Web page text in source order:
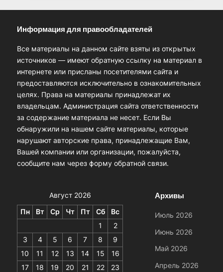
Информация для правообладателей
Все материалы на данном сайте взяты из открытых
источников — имеют обратную ссылку на материал в
интернете или присланы посетителями сайта и
предоставляются исключительно в ознакомительных
целях. Права на материалы принадлежат их
владельцам. Администрация сайта ответственности
за содержание материала не несет. Если Вы
обнаружили на нашем сайте материалы, которые
нарушают авторские права, принадлежащие Вам,
Вашей компании или организации, пожалуйста,
сообщите нам через форму обратной связи.
Август 2026
Пн Вт Ср Чт Пт Сб
Вс
1
2
3
4 5 6 7 8
9
10
11 12 13 14 15
16
17
18 19 20 21 22
23
Архивы
Июль 2026
Июнь 2026
Май 2026
Апрель 2026